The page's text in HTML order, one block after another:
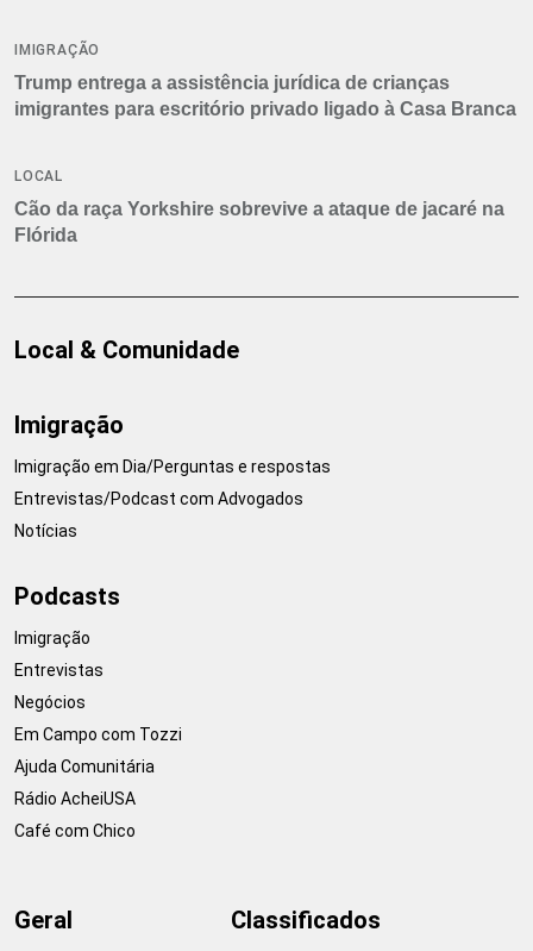
IMIGRAÇÃO
Trump entrega a assistência jurídica de crianças
imigrantes para escritório privado ligado à Casa Branca
LOCAL
Cão da raça Yorkshire sobrevive a ataque de jacaré na
Flórida
Local & Comunidade
Imigração
Imigração em Dia/Perguntas e respostas
Entrevistas/Podcast com Advogados
Notícias
Podcasts
Imigração
Entrevistas
Negócios
Em Campo com Tozzi
Ajuda Comunitária
Rádio AcheiUSA
Café com Chico
Geral Classificados